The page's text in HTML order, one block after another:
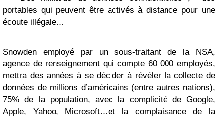
portables qui peuvent être activés à distance pour une
écoute illégale…
Snowden employé par un sous-traitant de la NSA,
agence de renseignement qui compte 60 000 employés,
mettra des années à se décider à révéler la collecte de
données de millions d’américains (entre autres nations),
75% de la population, avec la complicité de Google,
Apple, Yahoo, Microsoft…et la complaisance de la